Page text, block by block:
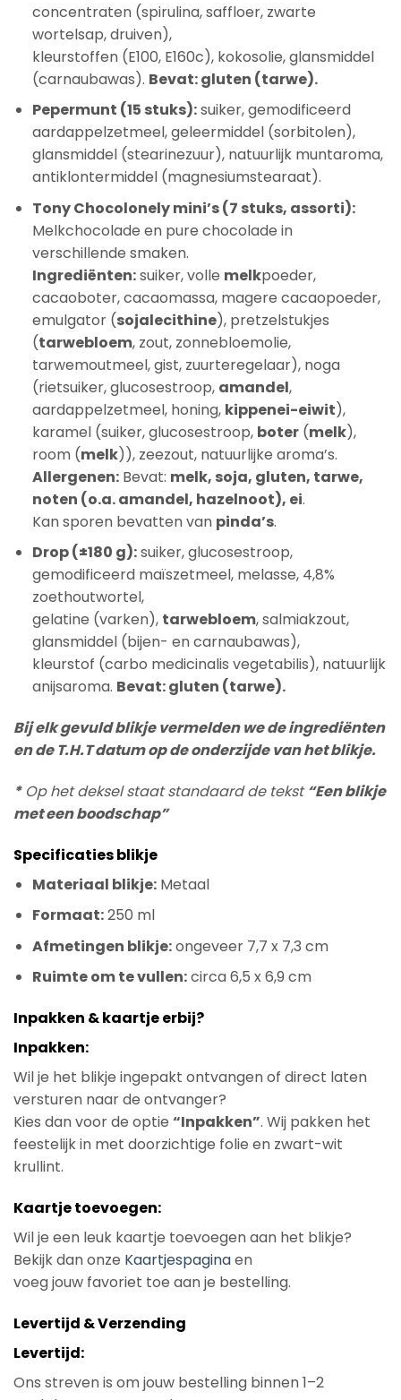
concentraten (spirulina, saffloer, zwarte
wortelsap, druiven),
kleurstoffen (E100, E160c), kokosolie, glansmiddel
(carnaubawas). Bevat: gluten (tarwe).
Pepermunt (15 stuks):suiker, gemodificeerd
aardappelzetmeel, geleermiddel (sorbitolen),
glansmiddel (stearinezuur), natuurlijk muntaroma,
antiklontermiddel (magnesiumstearaat).
Tony Chocolonely mini’s (7 stuks, assorti):
Melkchocolade en pure chocolade in
verschillende smaken.
Ingrediënten:suiker, volle melkpoeder,
cacaoboter, cacaomassa, magere cacaopoeder,
emulgator (sojalecithine), pretzelstukjes
(tarwebloem, zout, zonnebloemolie,
tarwemoutmeel, gist, zuurteregelaar), noga
(rietsuiker, glucosestroop, amandel,
aardappelzetmeel, honing, kippenei-eiwit),
karamel (suiker, glucosestroop, boter(melk),
room (melk)), zeezout, natuurlijke aroma’s.
Allergenen:Bevat: melk, soja, gluten, tarwe,
noten (o.a. amandel, hazelnoot), ei.
Kan sporen bevatten van pinda’s.
Drop (±180 g):suiker, glucosestroop,
gemodificeerd maïszetmeel, melasse, 4,8%
zoethoutwortel,
gelatine (varken), tarwebloem, salmiakzout,
glansmiddel (bijen- en carnaubawas),
kleurstof (carbo medicinalis vegetabilis), natuurlijk
anijsaroma. Bevat: gluten (tarwe).
Bij elk gevuld blikje vermelden we de ingrediënten
en de T.H.T datum op de onderzijde van het blikje.
*Op het deksel staat standaard de tekst“Een blikje
met een boodschap”
Specificaties blikje
Materiaal blikje:Metaal
Formaat:250 ml
Afmetingen blikje:ongeveer 7,7 x 7,3 cm
Ruimte om te vullen:circa 6,5 x 6,9 cm
Inpakken & kaartje erbij?
Inpakken:
Wil je het blikje ingepakt ontvangen of direct laten
versturen naar de ontvanger?
Kies dan voor de optie “Inpakken”. Wij pakken het
feestelijk in met doorzichtige folie en zwart-wit
krullint.
Kaartje toevoegen:
Wil je een leuk kaartje toevoegen aan het blikje?
Bekijk dan onze Kaartjespaginaen
voeg jouw favoriet toe aan je bestelling.
Levertijd & Verzending
Levertijd:
Ons streven is om jouw bestelling binnen 1–2